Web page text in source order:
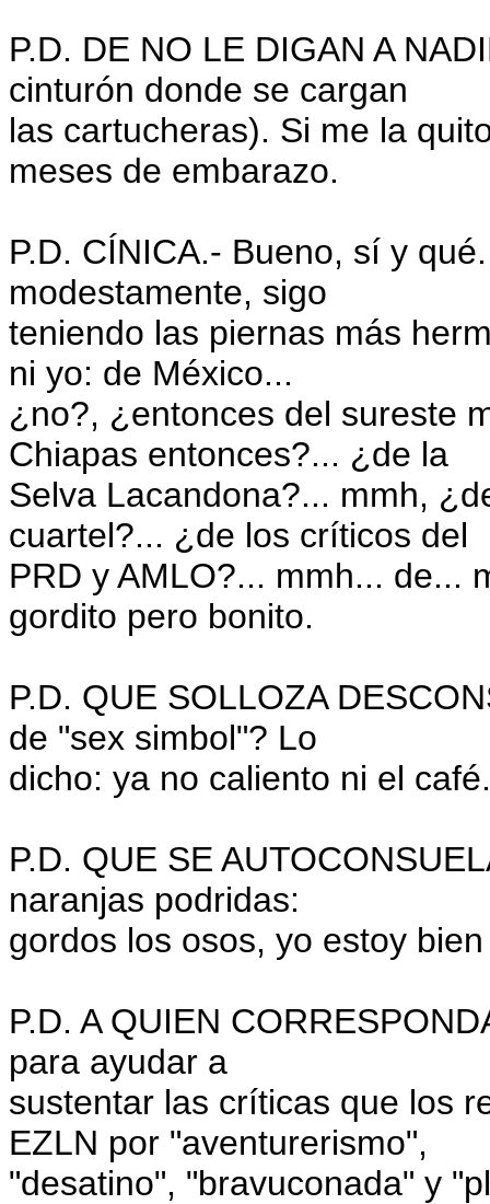
P.D. DE NO LE DIGAN A
cinturón donde se cargan
las cartucheras). Si me la
meses de embarazo.
P.D. CÍNICA.- Bueno, sí y
modestamente, sigo
teniendo las piernas más
ni yo: de México...
¿no?, ¿entonces del sureste
Chiapas entonces?... ¿de la
Selva Lacandona?... mmh,
cuartel?... ¿de los críticos del
PRD y AMLO?... mmh... de...
gordito pero bonito.
P.D. QUE SOLLOZA
de "sex simbol"? Lo
dicho: ya no caliento ni el café.
P.D. QUE SE
naranjas podridas:
gordos los osos, yo estoy
P.D. A QUIEN
para ayudar a
sustentar las críticas que los
EZLN por "aventurerismo",
"desatino", "bravuconada" y